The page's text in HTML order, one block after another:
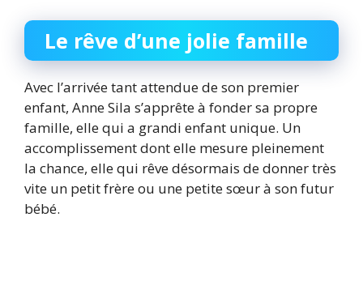
Le rêve d’une jolie famille
Avec l’arrivée tant attendue de son premier
enfant, Anne Sila s’apprête à fonder sa propre
famille, elle qui a grandi enfant unique. Un
accomplissement dont elle mesure pleinement
la chance, elle qui rêve désormais de donner très
vite un petit frère ou une petite sœur à son futur
bébé.